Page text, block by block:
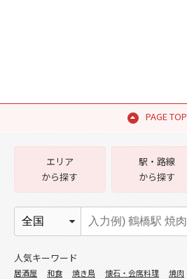
PAGE TOP
エリア
から探す
駅・路線
から探す
人気キーワード
居酒屋 和食 焼き鳥 懐石・会席料理 焼肉